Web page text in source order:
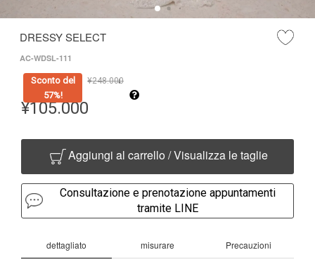
DRESSY SELECT
AC-WDSL-111
¥248.000
↓
Sconto del
57%!
¥105.000
Aggiungi al carrello / Visualizza le taglie
Consultazione e prenotazione appuntamenti
tramite LINE
dettagliato misurare Precauzioni